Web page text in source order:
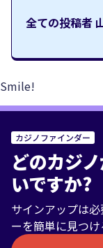
全ての投稿者
Smile!
カジノファインダー
どのカジ
いですか?
サインアップは
ーを簡単に見つけ